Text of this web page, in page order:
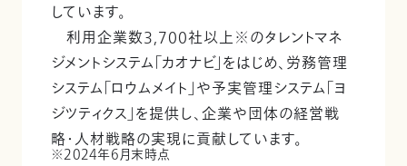
しています。
利用企業数3,700社以上※のタレントマネ
ジメントシステム「カオナビ」をはじめ、労務管理
システム「ロウムメイト」や予実管理システム「ヨ
ジツティクス」を提供し、企業や団体の経営戦
略・人材戦略の実現に貢献しています。
2024年6月末時点